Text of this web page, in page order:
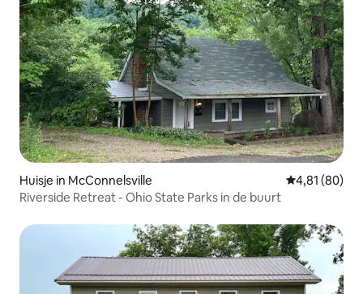
Huisje in McConnelsville Gemiddelde
4,81 (80)
Riverside Retreat - Ohio State Parks in de buurt